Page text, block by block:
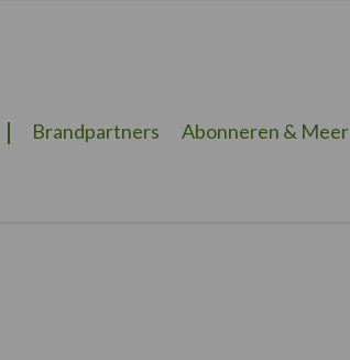
Brandpartners Abonneren & Meer